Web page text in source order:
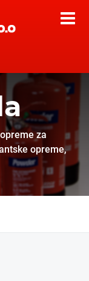
za
opreme,